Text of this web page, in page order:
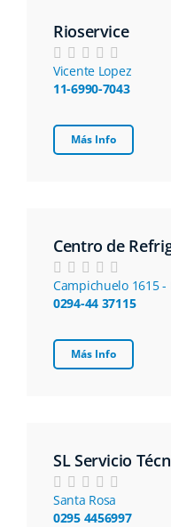
Rioservice
Vicente Lopez
11-6990-7043
Más Info
Centro de
Campichuelo 1615 -
0294-44 37115
Más Info
SL Servicio
Santa Rosa
0295 4456997